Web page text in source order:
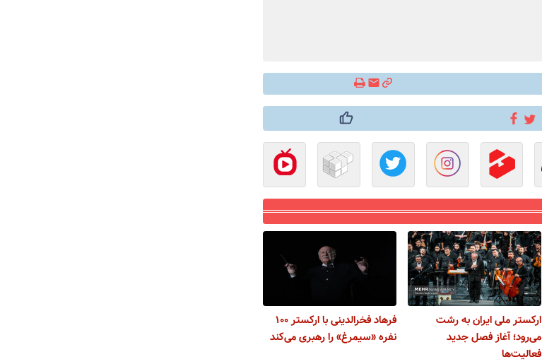
ارکستر ملی ایران به رشت
می‌رود؛ آغاز فصل جدید
فعالیت‌ها
فرهاد فخرالدینی با ارکستر ۱۰۰
نفره «سیمرغ» را رهبری می‌کند